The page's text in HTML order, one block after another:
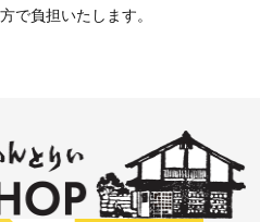
で負担いたします。